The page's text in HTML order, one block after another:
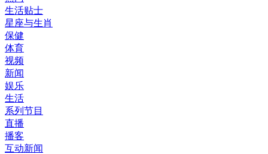
生活贴士
星座与生肖
保健
体育
视频
新闻
娱乐
生活
系列节目
直播
播客
互动新闻